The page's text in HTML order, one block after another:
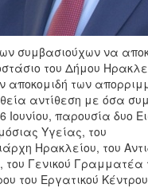
συμβασιούχων να
του Δήμου
αποκομιδή των
αντίθεση με όσα
Ιουνίου, παρουσία δυο
Υγείας, του
Ηρακλείου, του
του Γενικού Γραμματέα
του Εργατικού